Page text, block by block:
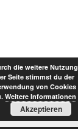
die weitere Nutzung
Seite stimmst du der
von Cookies
Weitere Informationen
Akzeptieren